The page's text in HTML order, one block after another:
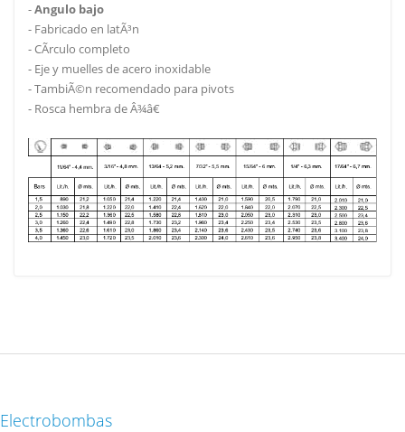
-Angulo bajo
- Fabricado en latÃ³n
- CÃ­rculo completo
- Eje y muelles de acero inoxidable
- TambiÃ©n recomendado para pivots
- Rosca hembra de Â¾â€
Electrobombas